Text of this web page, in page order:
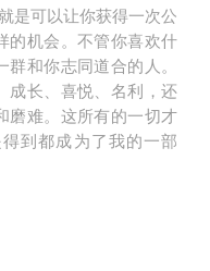
是可以让你获得一次公
的机会。不管你喜欢什
和你志同道合的人。
成长、喜悦、名利，还
磨难。这所有的一切才
到都成为了我的一部